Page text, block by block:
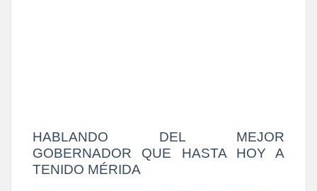
HABLANDO DEL MEJOR
GOBERNADOR QUE HASTA HOY A
TENIDO MÉRIDA